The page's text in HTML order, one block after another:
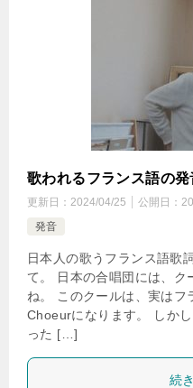
歌われるフランス語の
更新日： 2024/04/25 公開日：
発音
日本人の歌うフランス語歌
て。 日本の合唱団には、ク
ね。 このクールは、実はフ
Choeurになります。 しか
った […]
続